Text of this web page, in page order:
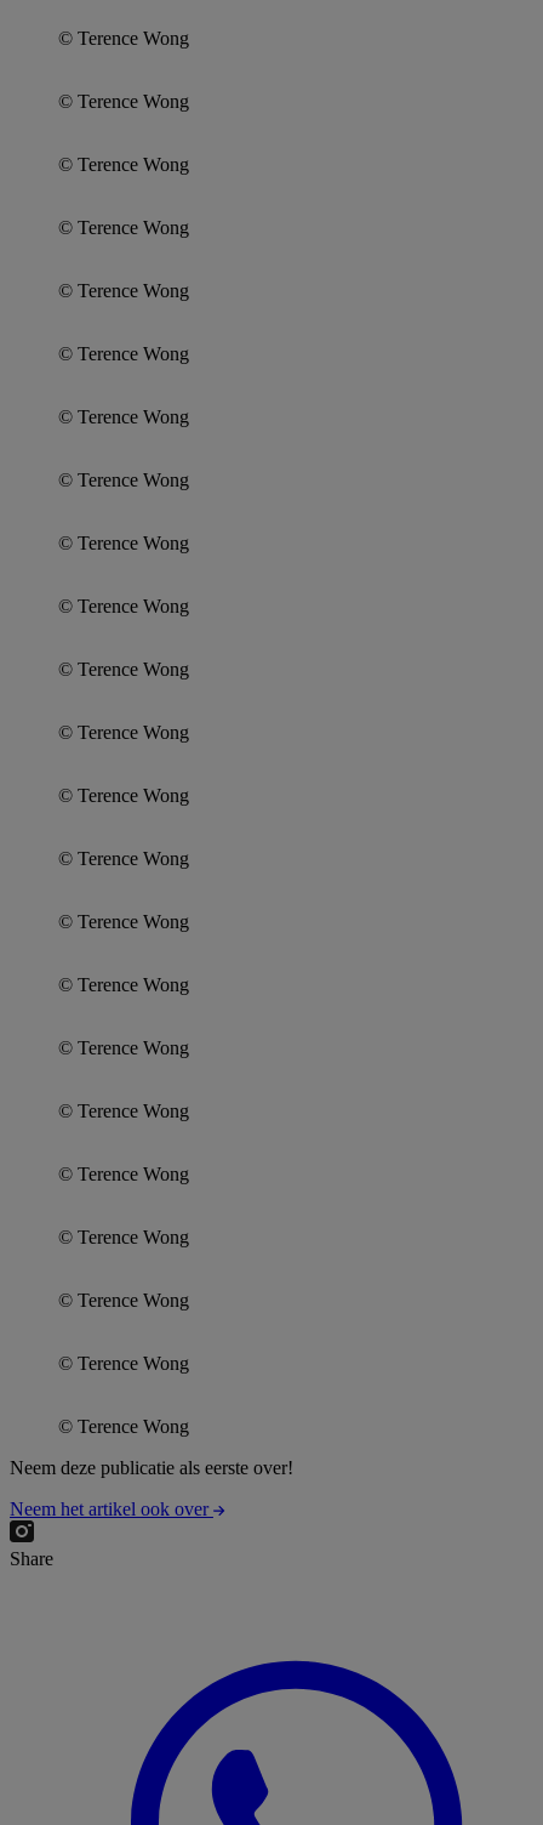
© Terence Wong
© Terence Wong
© Terence Wong
© Terence Wong
© Terence Wong
© Terence Wong
© Terence Wong
© Terence Wong
© Terence Wong
© Terence Wong
© Terence Wong
© Terence Wong
© Terence Wong
© Terence Wong
© Terence Wong
© Terence Wong
© Terence Wong
© Terence Wong
© Terence Wong
© Terence Wong
© Terence Wong
© Terence Wong
© Terence Wong
Neem deze publicatie als eerste over!
Neem het artikel ook over
Share